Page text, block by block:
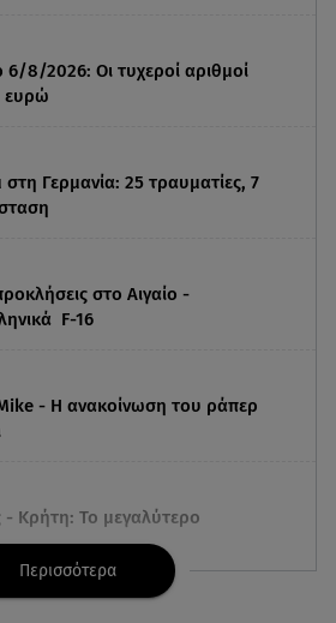
8/2026: Οι τυχεροί αριθμοί
ευρώ
Γερμανία: 25 τραυματίες, 7
στο Αιγαίο -
F-16
- Η ανακοίνωση του ράπερ
Κρήτη: Το μεγαλύτερο
στον κόσμο
Περισσότερα